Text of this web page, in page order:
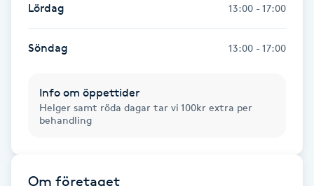
Hot yoga
Hudföryngring
Huduppstramning
Hudvård
Lördag 13:00 - 17:00
Söndag 13:00 - 17:00
Info om öppettider
Helger samt röda dagar tar vi 100kr extra per
behandling
Om företaget